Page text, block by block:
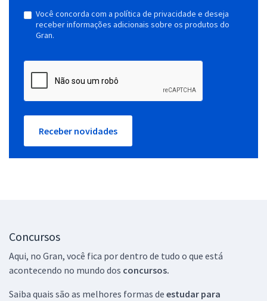
Você concorda com a política de privacidade e deseja
receber informações adicionais sobre os produtos do
Gran.
Receber novidades
Concursos
Aqui, no Gran, você fica por dentro de tudo o que está
acontecendo no mundo dos concursos.
Saiba quais são as melhores formas de estudar para